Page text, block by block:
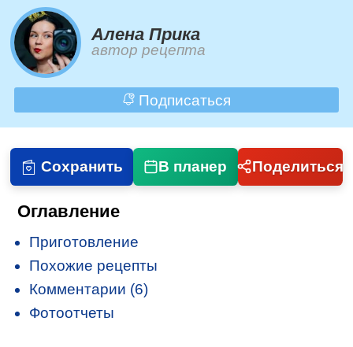
Алена Прика
автор рецепта
Подписаться
Сохранить В планер Поделиться
Оглавление
Приготовление
Похожие рецепты
Комментарии (6)
Фотоотчеты